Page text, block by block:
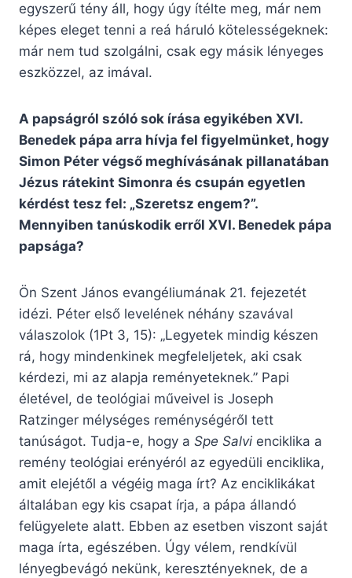
egyszerű tény áll, hogy úgy ítélte meg, már nem
képes eleget tenni a reá háruló kötelességeknek:
már nem tud szolgálni, csak egy másik lényeges
eszközzel, az imával.
A papságról szóló sok írása egyikében XVI.
Benedek pápa arra hívja fel figyelmünket, hogy
Simon Péter végső meghívásának pillanatában
Jézus rátekint Simonra és csupán egyetlen
kérdést tesz fel: „Szeretsz engem?”.
Mennyiben tanúskodik erről XVI. Benedek pápa
papsága?
Ön Szent János evangéliumának 21. fejezetét
idézi. Péter első levelének néhány szavával
válaszolok (1Pt 3, 15): „Legyetek mindig készen
rá, hogy mindenkinek megfeleljetek, aki csak
kérdezi, mi az alapja reményeteknek.” Papi
életével, de teológiai műveivel is Joseph
Ratzinger mélységes reménységéről tett
tanúságot. Tudja-e, hogy a Spe Salvi enciklika a
remény teológiai erényéról az egyedüli enciklika,
amit elejétől a végéig maga írt? Az enciklikákat
általában egy kis csapat írja, a pápa állandó
felügyelete alatt. Ebben az esetben viszont saját
maga írta, egészében. Úgy vélem, rendkívül
lényegbevágó nekünk, keresztényeknek, de a